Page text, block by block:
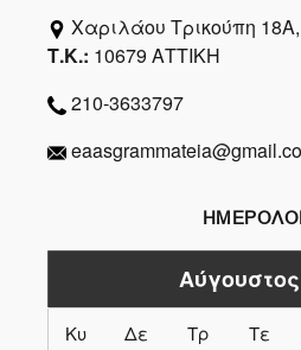
Χαριλάου Τρικούπη
Τ.Κ.: 10679 ΑΤΤΙΚΗ
210-3633797
Κυ Δε Τρ Τε